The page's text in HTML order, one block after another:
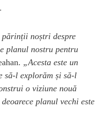
noștri despre
planul nostru pentru
„Acesta este un
să-l explorăm și să-l
o viziune nouă
planul vechi este